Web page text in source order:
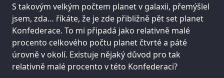
S takovým velkým počtem planet v galaxii, přemýšlel
jsem, zda… říkáte, že je zde přibližně pět set planet
Konfederace. To mi připadá jako relativně malé
procento celkového počtu planet čtvrté a páté
úrovně v okolí. Existuje nějaký důvod pro tak
relativně malé procento v této Konfederaci?